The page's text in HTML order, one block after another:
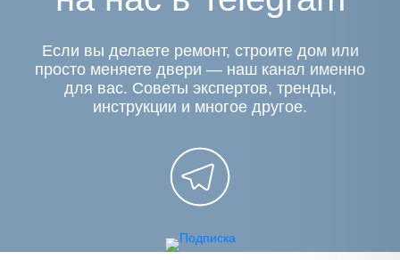
Если вы делаете ремонт, строите дом или
просто меняете двери — наш канал именно
для вас. Советы экспертов, тренды,
инструкции и многое другое.